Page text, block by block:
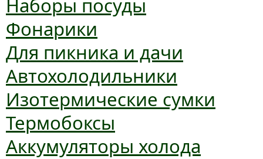
Наборы посуды
Фонарики
Для пикника и дачи
Автохолодильники
Изотермические сумки
Термобоксы
Аккумуляторы холода